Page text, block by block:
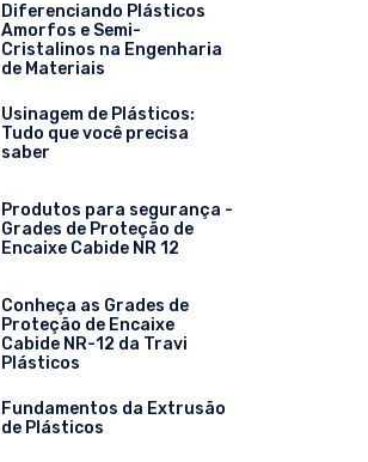
Diferenciando Plásticos
Amorfos e Semi-
Cristalinos na Engenharia
de Materiais
Usinagem de Plásticos:
Tudo que você precisa
saber
Produtos para segurança -
Grades de Proteção de
Encaixe Cabide NR 12
Conheça as Grades de
Proteção de Encaixe
Cabide NR-12 da Travi
Plásticos
Fundamentos da Extrusão
de Plásticos